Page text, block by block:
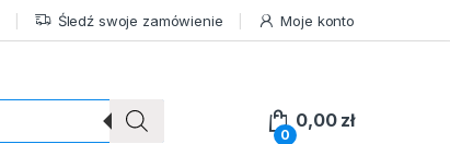
Śledź swoje zamówienie Moje konto
0
0,00 zł